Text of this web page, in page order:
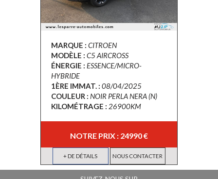
MARQUE : CITROEN
MODÈLE : C5 AIRCROSS
ÉNERGIE : ESSENCE/MICRO-
HYBRIDE
1ÈRE IMMAT. : 08/04/2025
COULEUR : NOIR PERLA NERA (N)
KILOMÉTRAGE : 26900KM
NOTRE PRIX : 24990 €
+ DE DÉTAILS NOUS CONTACTER